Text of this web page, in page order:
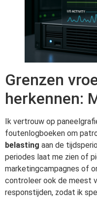
Grenzen
herkennen:
Ik vertrouw op
foutenlogboeken om
belasting aan de
periodes laat me zien of
marketingcampagnes of
controleer ook de meest
responstijden, zodat ik